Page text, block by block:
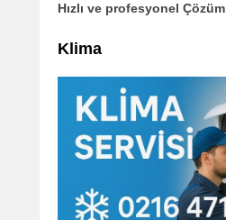
Hızlı ve profesyonel Çözüm
Klima